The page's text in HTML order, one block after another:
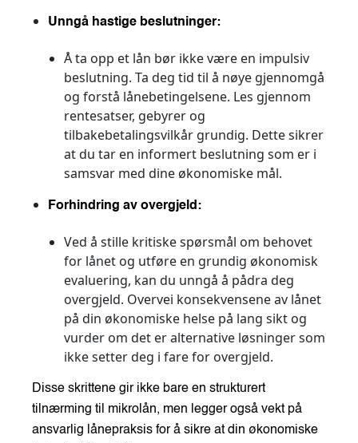
Unngå hastige beslutninger:
Å ta opp et lån bør ikke være en impulsiv
beslutning. Ta deg tid til å nøye gjennomgå
og forstå lånebetingelsene. Les gjennom
rentesatser, gebyrer og
tilbakebetalingsvilkår grundig. Dette sikrer
at du tar en informert beslutning som er i
samsvar med dine økonomiske mål.
Forhindring av overgjeld:
Ved å stille kritiske spørsmål om behovet
for lånet og utføre en grundig økonomisk
evaluering, kan du unngå å pådra deg
overgjeld. Overvei konsekvensene av lånet
på din økonomiske helse på lang sikt og
vurder om det er alternative løsninger som
ikke setter deg i fare for overgjeld.
Disse skrittene gir ikke bare en strukturert
tilnærming til mikrolån, men legger også vekt på
ansvarlig lånepraksis for å sikre at din økonomiske